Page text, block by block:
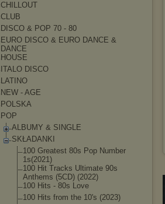
CHILLOUT
CLUB
DISCO & POP 70 - 80
EURO DISCO & EURO DANCE &
DANCE
HOUSE
ITALO DISCO
LATINO
NEW - AGE
POLSKA
POP
ALBUMY & SINGLE
SKŁADANKI
100 Greatest 80s Pop Number
1s(2021)
100 Hit Tracks Ultimate 90s
Anthems (5CD) (2022)
100 Hits - 80s Love
100 Hits from the 10's (2023)